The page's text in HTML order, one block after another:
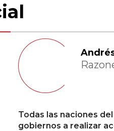
Todas las naciones
gobiernos a realizar